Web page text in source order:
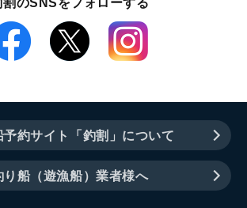
予約サイト「釣割」について
り船（遊漁船）業者様へ